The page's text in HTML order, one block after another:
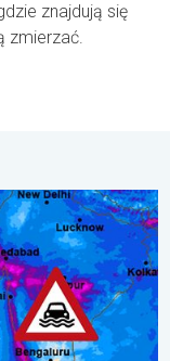
znajdują się
zmierzać.
. . środa, 29